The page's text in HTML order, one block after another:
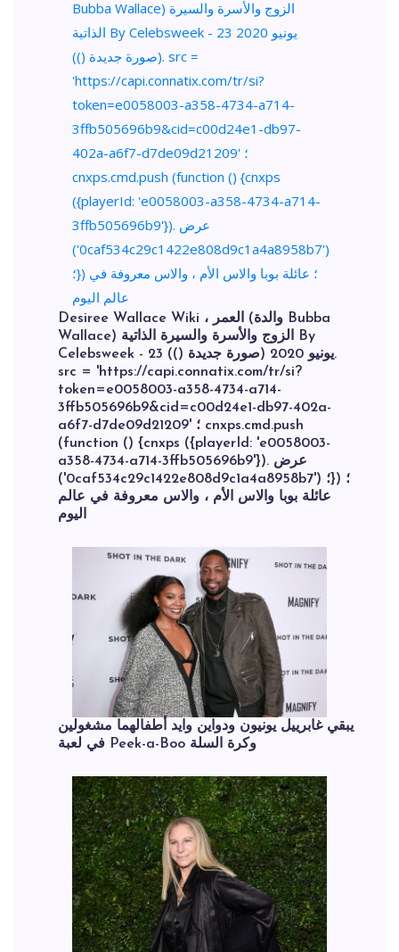
Desiree Wallace Wiki ، العمر (والدة Bubba
Wallace) الزوج والأسرة والسيرة الذاتية By
Celebsweek - 23 يونيو 2020 (صورة جديدة ()).
src = 'https://capi.connatix.com/tr/si?
token=e0058003-a358-4734-a714-
3ffb505696b9&cid=c00d24e1-db97-402a-
a6f7-d7de09d21209' ؛ cnxps.cmd.push
(function () {cnxps ({playerId: 'e0058003-
a358-4734-a714-3ffb505696b9'}). عرض
('0caf534c29c1422e808d9c1a4a8958b7') ؛}) ؛
عائلة بوبا والاس الأم ، والاس معروفة في عالم
اليوم
يبقي غابرييل يونيون ودواين وايد أطفالهما مشغولين
في لعبة Peek-a-Boo وكرة السلة